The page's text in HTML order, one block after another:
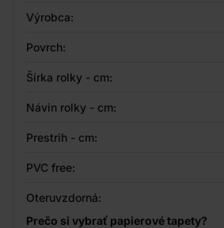
Výrobca:
Povrch:
Šírka rolky - cm:
Návin rolky - cm:
Prestrih - cm:
PVC free:
Oteruvzdorná:
Prečo si vybrať papierové tapety?